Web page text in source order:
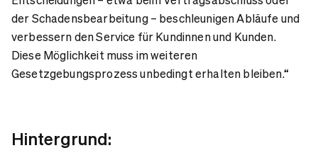
der Schadensbearbeitung – beschleunigen Abläufe und
verbessern den Service für Kundinnen und Kunden.
Diese Möglichkeit muss im weiteren
Gesetzgebungsprozess unbedingt erhalten bleiben.“
Hintergrund: